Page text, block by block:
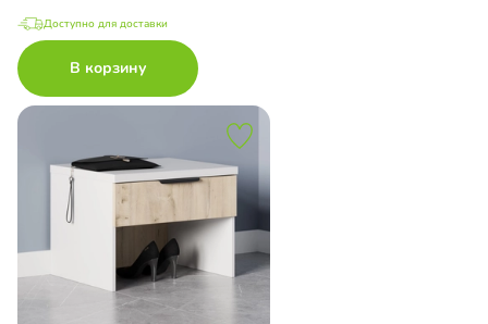
Доступно для доставки
В корзину